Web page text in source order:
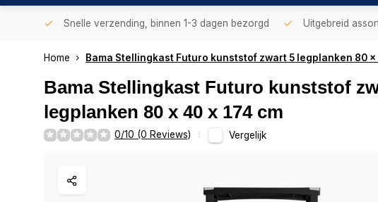
Snelle verzending, binnen 1-3 dagen bezorgd Uitgebreid
Home Bama Stellingkast Futuro kunststof zwart 5 legplanken 80 x
Bama Stellingkast Futuro kunststof
legplanken 80 x 40 x 174 cm
0/10 (0 Reviews) Vergelijk